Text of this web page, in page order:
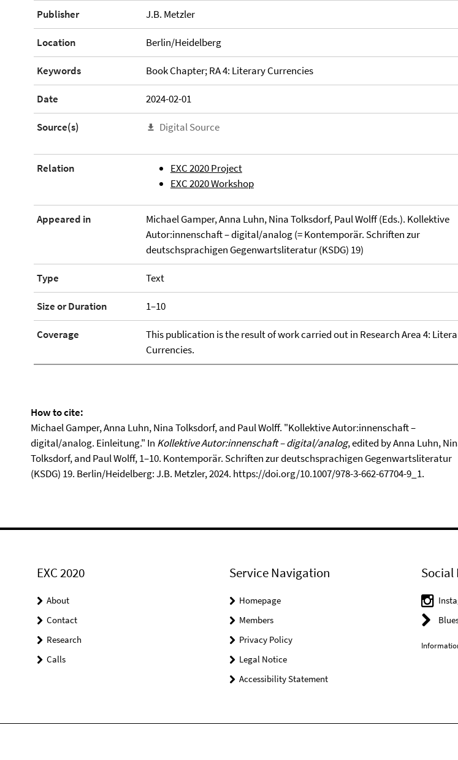
Publisher J.B. Metzler
Location Berlin/Heidelberg
Keywords Book Chapter; RA 4: Literary Currencies
Date 2024-02-01
Source(s) Digital Source
Relation
EXC 2020 Project
EXC 2020 Workshop
Appeared in
Michael Gamper, Anna Luhn, Nina Tolksdorf, Paul Wolff (Eds.). Kollektive
Autor:innenschaft – digital/analog (= Kontemporär. Schriften zur
deutschsprachigen Gegenwartsliteratur (KSDG) 19)
Type Text
Size or Duration 1–10
Coverage
This publication is the result of work carried out in Research Area 4:
Currencies.
How to cite:
Michael Gamper, Anna Luhn, Nina Tolksdorf, and Paul Wolff. "Kollektive Autor:innenschaft –
digital/analog. Einleitung." In Kollektive Autor:innenschaft – digital/analog, edited by Anna Luhn,
Tolksdorf, and Paul Wolff, 1–10. Kontemporär. Schriften zur deutschsprachigen Gegenwartsliteratur
(KSDG) 19. Berlin/Heidelberg: J.B. Metzler, 2024. https://doi.org/10.1007/978-3-662-67704-9_1.
EXC 2020
About
Contact
Research
Calls
Service Navigation
Homepage
Members
Privacy Policy
Legal Notice
Accessibility Statement
Social